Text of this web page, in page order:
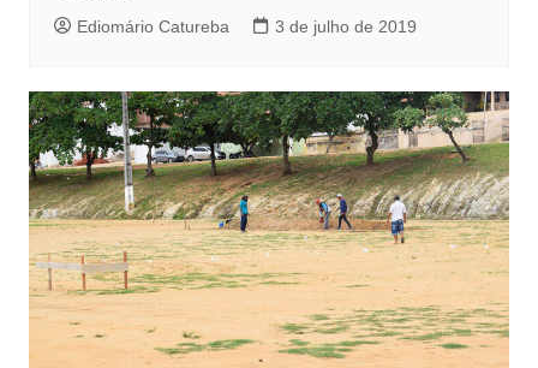
Ediomário Catureba 3 de julho de 2019